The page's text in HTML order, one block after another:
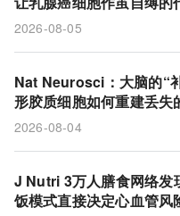
2026-08-05
Nat Neurosci：大脑的“
形胶质细胞如何重建丢失
2026-08-04
J Nutri 3万人膳食网络发
饭模式直接决定心血管风